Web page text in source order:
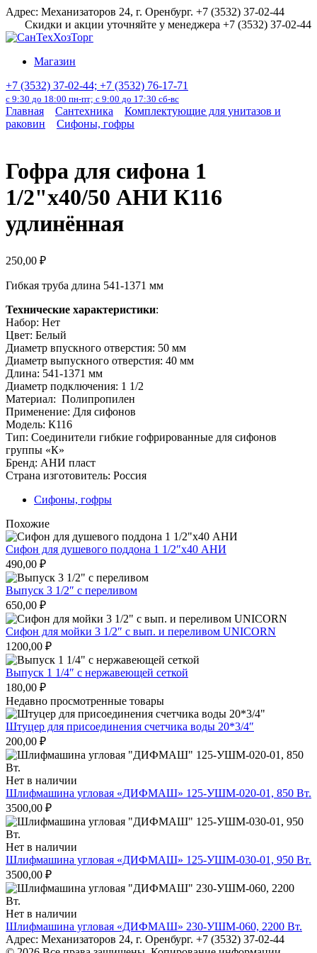
Перейти
содержанию
Адрес: Механизаторов 24, г. Оренбург. +7 (3532) 37-02-44
Скидки и акции уточняйте у менеджера +7 (3532) 37-02-44
Магазин
+7 (3532) 37-02-44; +7 (3532) 76-17-71
с 9:30 до 18:00 пн-пт; с 9:00 до 17:30 сб-вс
Главная Сантехника
Комплектующие для унитазов и
раковин
Сифоны, гофры
Гофра для сифона 1
1/2"х40/50 АНИ К116
удлинённая
250,00 ₽
Гибкая труба длина 541-1371 мм
Технические характеристики:
Набор: Нет
Цвет: Белый
Диаметр впускного отверстия: 50 мм
Диаметр выпускного отверстия: 40 мм
Длина: 541-1371 мм
Диаметр подключения: 1 1/2
Материал: Полипропилен
Применение: Для сифонов
Модель: К116
Тип: Соединители гибкие гофрированные для сифонов
группы «К»
Бренд: АНИ пласт
Страна изготовитель: Россия
Сифоны, гофры
Похожие
Сифон для душевого поддона 1 1/2″х40 АНИ
490,00 ₽
Выпуск 3 1/2″ с переливом
650,00 ₽
Сифон для мойки 3 1/2″ с вып. и переливом UNICORN
1200,00 ₽
Выпуск 1 1/4″ с нержавеющей сеткой
180,00 ₽
Недавно просмотренные товары
Штуцер для присоединения счетчика воды 20*3/4″
200,00 ₽
Нет в наличии
Шлифмашина угловая «ДИФМАШ» 125-УШМ-020-01, 850 Вт.
3500,00 ₽
Нет в наличии
Шлифмашина угловая «ДИФМАШ» 125-УШМ-030-01, 950 Вт.
3500,00 ₽
Нет в наличии
Шлифмашина угловая «ДИФМАШ» 230-УШМ-060, 2200 Вт.
Адрес: Механизаторов 24, г. Оренбург. +7 (3532) 37-02-44